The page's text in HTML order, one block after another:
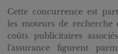
Cette concurrence est
les moteurs de recherche
coûts publicitaires
l'assurance figurent